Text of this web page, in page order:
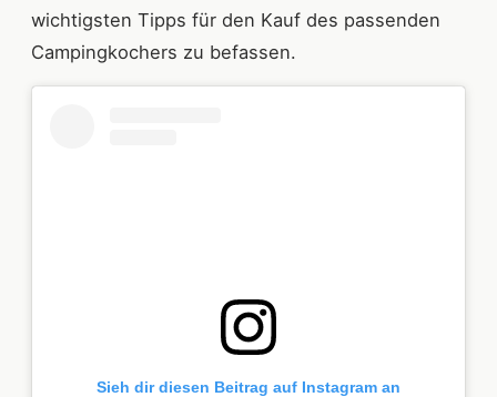
wichtigsten Tipps für den Kauf des passenden
Campingkochers zu befassen.
Sieh dir diesen Beitrag auf Instagram an